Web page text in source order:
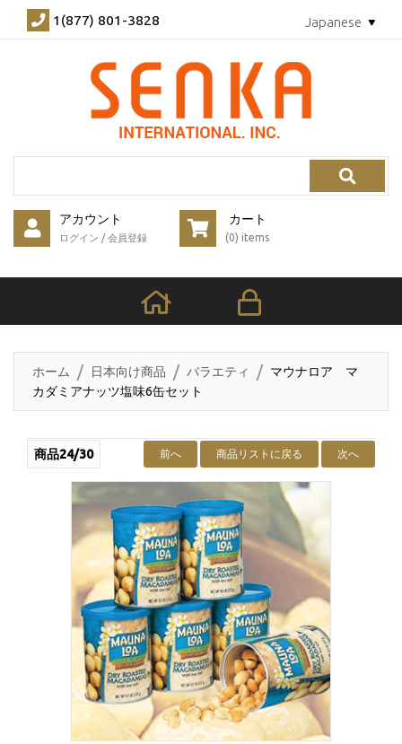
1(877) 801-3828 Japanese
アカウント
ログイン /会員登録
カート
(0) items
ホーム 日本向け商品 バラエティ
マウナロア マ
カダミアナッツ塩味6缶セット
商品24/30 前へ 商品リストに戻る 次へ